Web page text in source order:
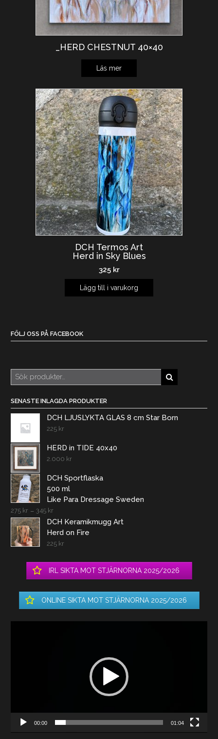
_HERD CHESTNUT 40×40
Läs mer
DCH Termos Art
Herd in Sky Blues
325 kr
Lägg till i varukorg
FÖLJ OSS PÅ FACEBOOK
Sök
efter:
SENASTE INLAGDA PRODUKTER
DCH LJUSLYKTA GLAS 8 cm Star Born
225 kr
HERD in TIDE 40x40
2.000 kr
DCH Sportflaska
500 ml
Like Para Dressage Sweden
275 kr – 345 kr
DCH Keramikmugg Art
Herd on Fire
225 kr
IRL SIKTA MOT STJÄRNORNA 2025/2026
ONLINE SIKTA MOT STJÄRNORNA 2025/2026
00:00 01:04